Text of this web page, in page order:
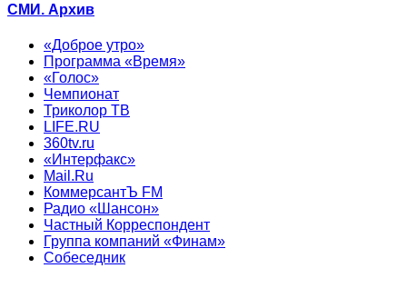
СМИ. Архив
«Доброе утро»
Программа «Время»
«Голос»
Чемпионат
Триколор ТВ
LIFE.RU
360tv.ru
«Интерфакс»
Mail.Ru
КоммерсантЪ FM
Радио «Шансон»
Частный Корреспондент
Группа компаний «Финам»
Собеседник